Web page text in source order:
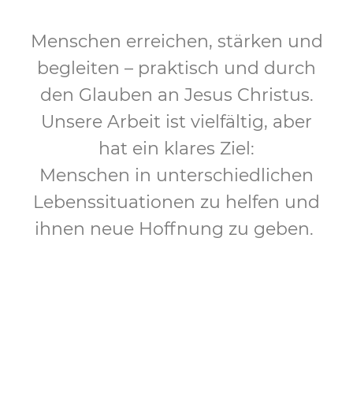
Menschen erreichen, stärken und
begleiten – praktisch und durch
den Glauben an Jesus Christus.
Unsere Arbeit ist vielfältig, aber
hat ein klares Ziel:
Menschen in unterschiedlichen
Lebenssituationen zu helfen und
ihnen neue Hoffnung zu geben.